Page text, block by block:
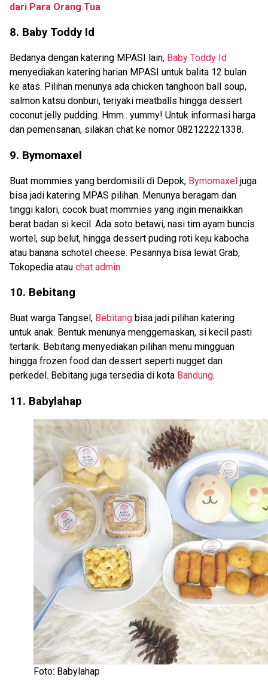
dari Para Orang Tua
8. Baby Toddy Id
Bedanya dengan katering MPASI lain, Baby Toddy Id
menyediakan katering harian MPASI untuk balita 12 bulan
ke atas. Pilihan menunya ada chicken tanghoon ball soup,
salmon katsu donburi, teriyaki meatballs hingga dessert
coconut jelly pudding. Hmm.. yummy! Untuk informasi harga
dan pemensanan, silakan chat ke nomor 082122221338.
9. Bymomaxel
Buat mommies yang berdomisili di Depok, Bymomaxel juga
bisa jadi katering MPAS pilihan. Menunya beragam dan
tinggi kalori, cocok buat mommies yang ingin menaikkan
berat badan si kecil. Ada soto betawi, nasi tim ayam buncis
wortel, sup belut, hingga dessert puding roti keju kabocha
atau banana schotel cheese. Pesannya bisa lewat Grab,
Tokopedia atau chat admin.
10. Bebitang
Buat warga Tangsel, Bebitang bisa jadi pilihan katering
untuk anak. Bentuk menunya menggemaskan, si kecil pasti
tertarik. Bebitang menyediakan pilihan menu mingguan
hingga frozen food dan dessert seperti nugget dan
perkedel. Bebitang juga tersedia di kota Bandung.
11. Babylahap
Foto: Babylahap